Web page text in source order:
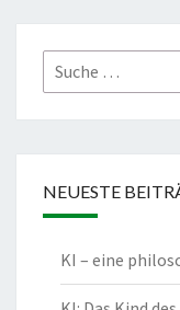
Suche
nach:
NEUESTE
KI – eine